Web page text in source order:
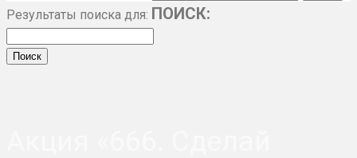
Результаты поиска для: ПОИСК: